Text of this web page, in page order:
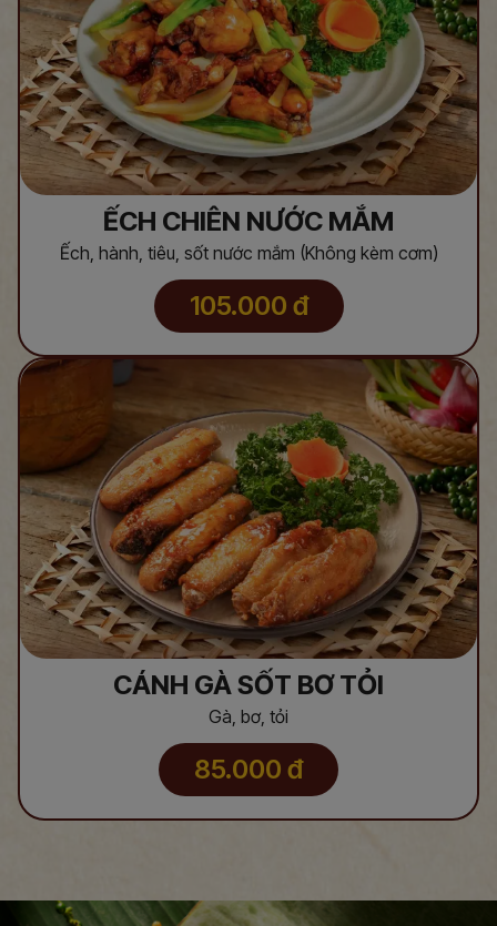
ẾCH CHIÊN NƯỚC MẮM
Ếch, hành, tiêu, sốt nước mắm (Không kèm cơm)
105.000 đ
CÁNH GÀ SỐT BƠ TỎI
Gà, bơ, tỏi
85.000 đ